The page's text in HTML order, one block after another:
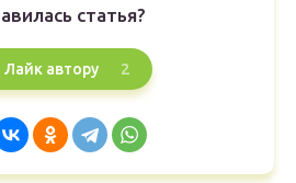
статья?
Лайк автору 2